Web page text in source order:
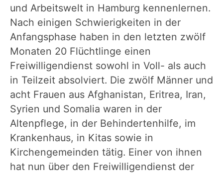
und Arbeitswelt in Hamburg kennenlernen.
Nach einigen Schwierigkeiten in der
Anfangsphase haben in den letzten zwölf
Monaten 20 Flüchtlinge einen
Freiwilligendienst sowohl in Voll- als auch
in Teilzeit absolviert. Die zwölf Männer und
acht Frauen aus Afghanistan, Eritrea, Iran,
Syrien und Somalia waren in der
Altenpflege, in der Behindertenhilfe, im
Krankenhaus, in Kitas sowie in
Kirchengemeinden tätig. Einer von ihnen
hat nun über den Freiwilligendienst der